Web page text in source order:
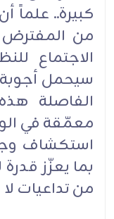
كبيرة..
من المفترض
سيحمل أجوبة
الفاصلة
معمّقة في
استكشاف
بما يعزّز
من تداعيات